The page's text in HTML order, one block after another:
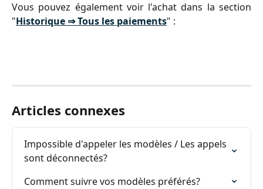
Vous pouvez également voir l'achat dans la section
"Historique ⇒ Tous les paiements" :
Articles connexes
Impossible d'appeler les modèles / Les appels
sont déconnectés?
Comment suivre vos modèles préférés?